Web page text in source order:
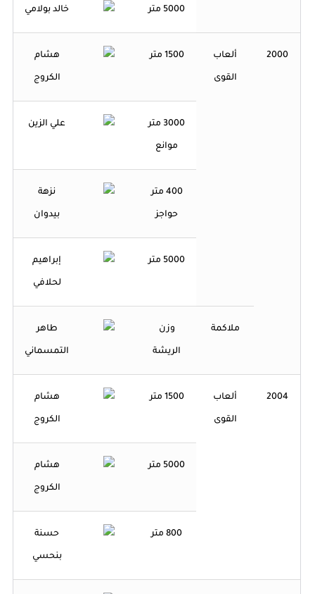
5000 متر خالد بولامي
2000 ألعاب
القوى
1500 متر هشام
الكروج
3000 متر
موانع
علي الزين
400 متر
حواجز
نزهة
بيدوان
5000 متر إبراهيم
لحلافي
ملاكمة وزن
الريشة
طاهر
التمسماني
2004 ألعاب
القوى
1500 متر هشام
الكروج
5000 متر هشام
الكروج
800 متر حسنة
بنحسي